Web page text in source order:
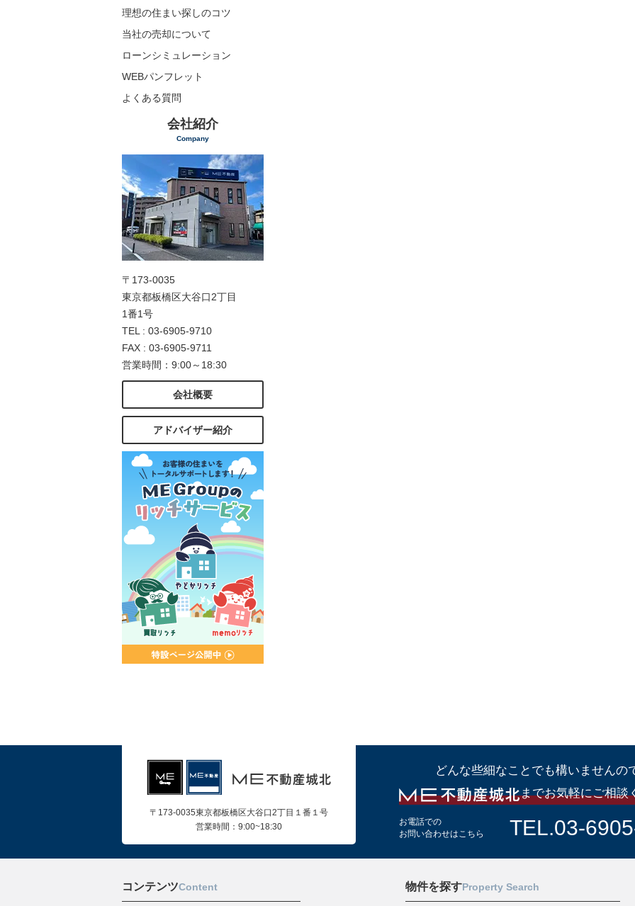
理想の住まい探しのコツ
当社の売却について
ローンシミュレーション
WEBパンフレット
よくある質問
会社紹介
Company
〒173-0035
東京都板橋区大谷口2丁目
1番1号
TEL : 03-6905-9710
FAX : 03-6905-9711
営業時間：9:00～18:30
会社概要
アドバイザー紹介
〒173-0035東京都板橋区大谷口2丁目１番１号
営業時間：9:00~18:30
どんな些細なことでも構いませんの
までお気軽にご相談
お電話での
お問い合わせはこちら
TEL.03-
コンテンツContent 物件を探すProperty Search